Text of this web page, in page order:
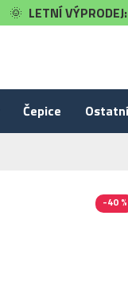
🌞 LETNÍ
Čepice
-40 %